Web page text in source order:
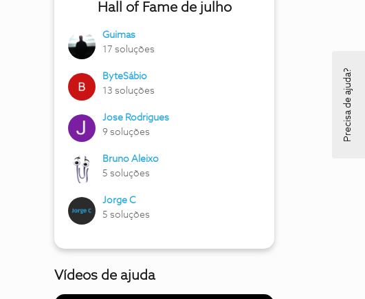
Hall of Fame de julho
Guimas
17 soluções
ByteSábio
13 soluções
Jose Rodrigues
9 soluções
Bruno Aleixo
5 soluções
Jorge C
5 soluções
Vídeos de ajuda
Precisa de ajuda?